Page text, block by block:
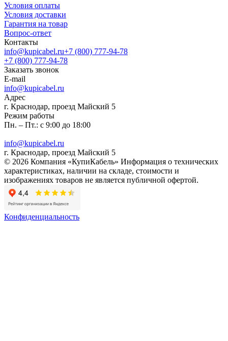
Условия оплаты
Условия доставки
Гарантия на товар
Вопрос-ответ
Контакты
info@kupicabel.ru+7 (800) 777-94-78
+7 (800) 777-94-78
Заказать звонок
E-mail
info@kupicabel.ru
Адрес
г. Краснодар, проезд Майский 5
Режим работы
Пн. – Пт.: с 9:00 до 18:00
info@kupicabel.ru
г. Краснодар, проезд Майский 5
© 2026 Компания «КупиКабель» Информация о технических
характеристиках, наличии на складе, стоимости и
изображениях товаров не является публичной офертой.
Конфиденциальность